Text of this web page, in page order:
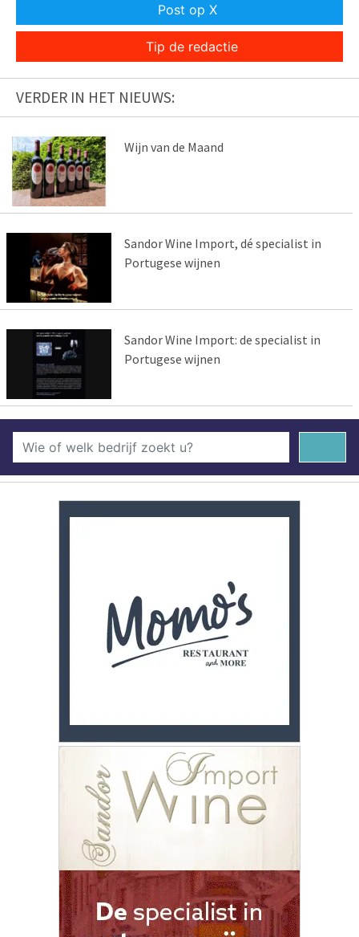
Post op X
Tip de redactie
VERDER IN HET NIEUWS:
Wijn van de Maand
Sandor Wine Import, dé specialist in
Portugese wijnen
Sandor Wine Import: de specialist in
Portugese wijnen